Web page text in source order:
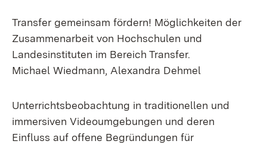
Transfer gemeinsam fördern! Möglichkeiten der
Zusammenarbeit von Hochschulen und
Landesinstituten im Bereich Transfer.
Michael Wiedmann, Alexandra Dehmel
Unterrichtsbeobachtung in traditionellen und
immersiven Videoumgebungen und deren
Einfluss auf offene Begründungen für